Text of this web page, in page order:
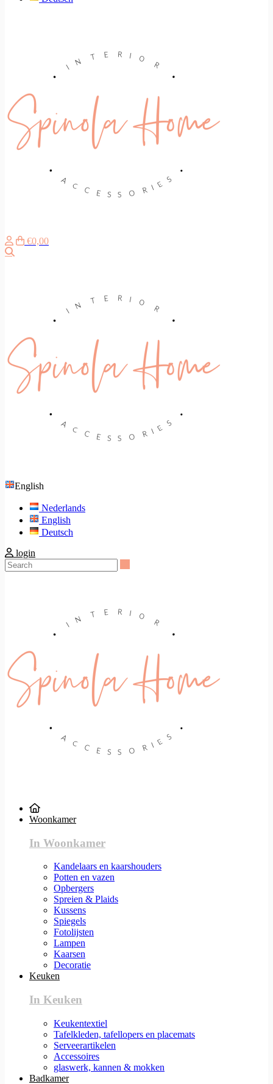
€0,00
English
Nederlands
English
Deutsch
login
Woonkamer
In Woonkamer
Kandelaars en kaarshouders
Potten en vazen
Opbergers
Spreien & Plaids
Kussens
Spiegels
Fotolijsten
Lampen
Kaarsen
Decoratie
Keuken
In Keuken
Keukentextiel
Tafelkleden, tafellopers en placemats
Serveerartikelen
Accessoires
glaswerk, kannen & mokken
Badkamer